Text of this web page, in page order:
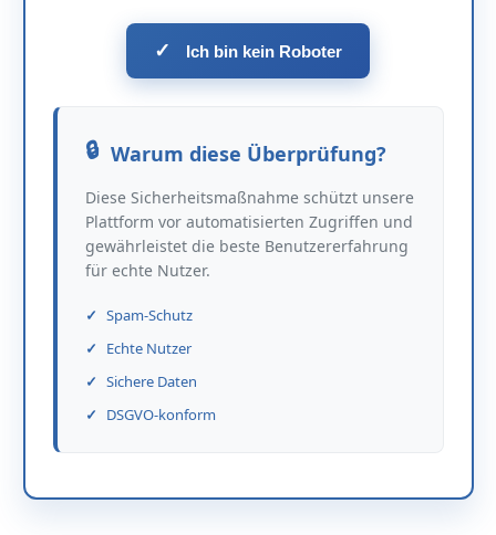
✓ Ich bin kein Roboter
Warum diese Überprüfung?
Diese Sicherheitsmaßnahme schützt unsere
Plattform vor automatisierten Zugriffen und
gewährleistet die beste Benutzererfahrung
für echte Nutzer.
Spam-Schutz
Echte Nutzer
Sichere Daten
DSGVO-konform